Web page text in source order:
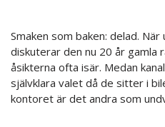
Smaken som baken: delad.
diskuterar den nu 20 år gamla
åsikterna ofta isär. Medan
självklara valet då de sitter i
kontoret är det andra som